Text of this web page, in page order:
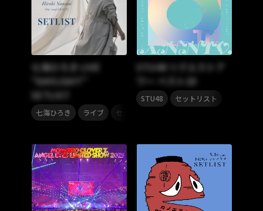
七海ひろき LIVE
“DAYLIGHT”
SETLIST
七海ひろき ライブ セットリスト
STU48 リクエストア
ワー ベスト20
STU48 セットリスト